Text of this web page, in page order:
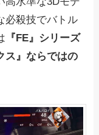
必殺技でバトル
『FE』シリーズ
ス』ならではの